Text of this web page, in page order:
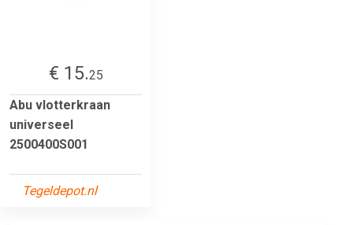
€ 15.25
Abu vlotterkraan
universeel
2500400S001
Tegeldepot.nl